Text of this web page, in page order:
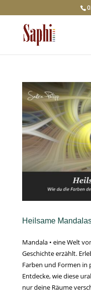
Heilsame
Mandala • eine Welt
Geschichte erzählt.
Farben und Formen
Entdecke, wie diese
nur deine Räume